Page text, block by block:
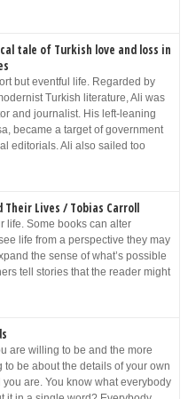
tale of Turkish love and loss in
but eventful life. Regarded by
Turkish literature, Ali was
and journalist. His left-leaning
became a target of government
editorials. Ali also sailed too
Their Lives / Tobias Carroll
life. Some books can alter
life from a perspective they may
the sense of what’s possible
tell stories that the reader might
are willing to be and the more
be about the details of your own
you are. You know what everybody